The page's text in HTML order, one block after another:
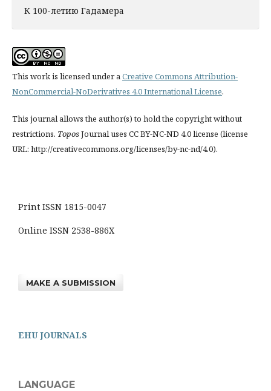
К 100-летию Гадамера
This work is licensed under aCreative Commons Attribution-
NonCommercial-NoDerivatives 4.0 International License.
This journal allows the author(s) to hold the copyright without
restrictions. ToposJournal uses CC BY-NC-ND 4.0 license (license
URL: http://creativecommons.org/licenses/by-nc-nd/4.0).
Print ISSN 1815-0047
Online ISSN 2538-886X
MAKE A SUBMISSION
EHU JOURNALS
LANGUAGE